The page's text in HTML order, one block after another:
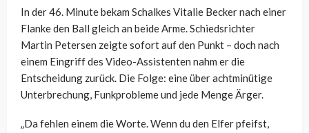
In der 46. Minute bekam Schalkes Vitalie Becker nach einer
Flanke den Ball gleich an beide Arme. Schiedsrichter
Martin Petersen zeigte sofort auf den Punkt – doch nach
einem Eingriff des Video-Assistenten nahm er die
Entscheidung zurück. Die Folge: eine über achtminütige
Unterbrechung, Funkprobleme und jede Menge Ärger.
„Da fehlen einem die Worte. Wenn du den Elfer pfeifst,